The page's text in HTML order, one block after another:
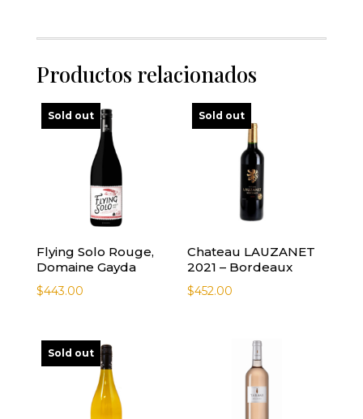
Productos relacionados
Sold out
Flying Solo Rouge,
Domaine Gayda
$443.00
Sold out
Chateau LAUZANET
2021 – Bordeaux
$452.00
Sold out